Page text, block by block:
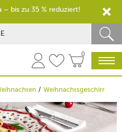
0
Weihnachtsgeschirr
– bis zu 35 % reduziert!